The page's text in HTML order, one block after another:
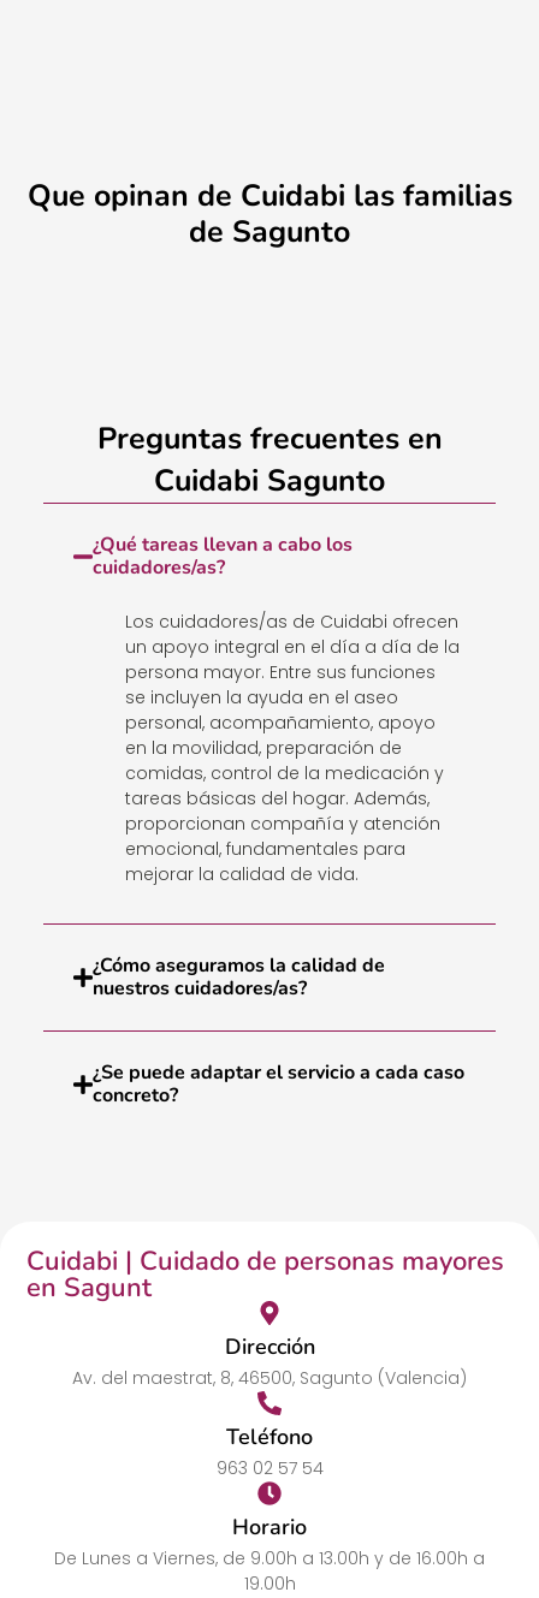
Que opinan de Cuidabi las familias
de Sagunto
Preguntas frecuentes en
Cuidabi Sagunto
¿Qué tareas llevan a cabo los
cuidadores/as?
Los cuidadores/as de Cuidabi ofrecen
un apoyo integral en el día a día de la
persona mayor. Entre sus funciones
se incluyen la ayuda en el aseo
personal, acompañamiento, apoyo
en la movilidad, preparación de
comidas, control de la medicación y
tareas básicas del hogar. Además,
proporcionan compañía y atención
emocional, fundamentales para
mejorar la calidad de vida.
¿Cómo aseguramos la calidad de
nuestros cuidadores/as?
¿Se puede adaptar el servicio a cada caso
concreto?
Cuidabi | Cuidado de personas mayores
en Sagunt
Dirección
Av. del maestrat, 8, 46500, Sagunto (Valencia)
Teléfono
963 02 57 54
Horario
De Lunes a Viernes, de 9.00h a 13.00h y de 16.00h a
19.00h